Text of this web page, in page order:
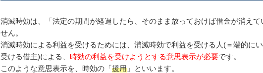
消滅時効は、「法定の期間が経過したら、そのまま放っておけば借金が消え
せん。
消滅時効による利益を受けるためには、消滅時効で利益を受ける人(＝端的に
受ける借主)による、 時効の利益を受けようとする意思表示が必要です。
このような意思表示を、時効の「援用」といいます。